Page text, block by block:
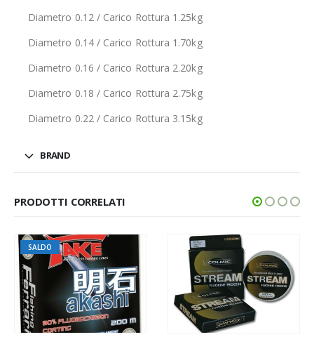
Diametro 0.12 / Carico Rottura 1.25kg
Diametro 0.14 / Carico Rottura 1.70kg
Diametro 0.16 / Carico Rottura 2.20kg
Diametro 0.18 / Carico Rottura 2.75kg
Diametro 0.22 / Carico Rottura 3.15kg
BRAND
PRODOTTI CORRELATI
SALDO